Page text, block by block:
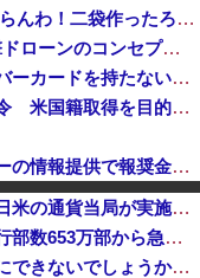
【悲報】 ワイ「ラーメン一袋だけじゃ足らんわ！二袋作ったろ！」→結果ｗｗｗ
Anduril社が自律型ティルトローター攻撃ドローンのコンセプトで衝撃を与える！
共産党「これは酷い…京都市でマイナンバーカードを持たない29万人がポイント給付事業から排除された」
トランプ氏、「出産旅行」禁じる大統領令 米国籍取得を目的とした中国人らの渡米を問題視
メキシコ最大級の麻薬カルテルのリーダーの情報提供で報奨金約39億円！
高市首相への賛同コメントの多さに苛立つ左派、これは不正工作に違いない！と確信してしまった結果……
岸田文雄元首相「円安を阻止するために日米の通貨当局が実施した為替介入は一時しのぎに過ぎない」
【悲報】週刊少年ジャンプさん、最大発行部数653万部から急降下でついに100万部を割ってしまう
登山口でスマホは預けて入山するルールにできないでしょうか？山はそれほどの覚悟で入る場所だと思うのです